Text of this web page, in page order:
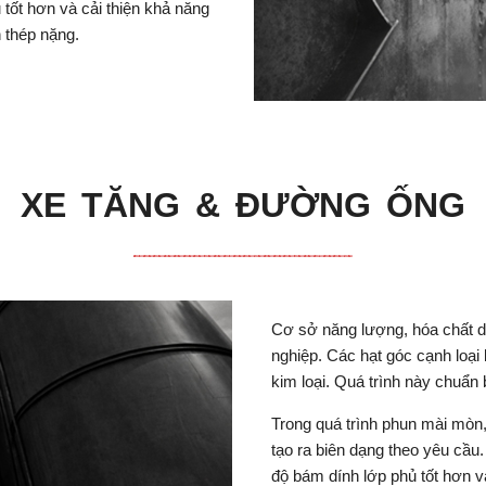
hơn và cải thiện khả năng
nặng.
XE TĂNG & ĐƯỜNG ỐNG
Cơ sở năng lượng, hóa chất
nghiệp. Các hạt góc cạnh
kim loại. Quá trình này
Trong quá trình phun mài
tạo ra biên dạng theo yêu
độ bám dính lớp phủ tốt hơn